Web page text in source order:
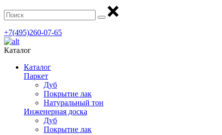
+7(495)260-07-65
Каталог
Каталог
Паркет
Дуб
Покрытие лак
Натуральный тон
Инженерная доска
Дуб
Покрытие лак